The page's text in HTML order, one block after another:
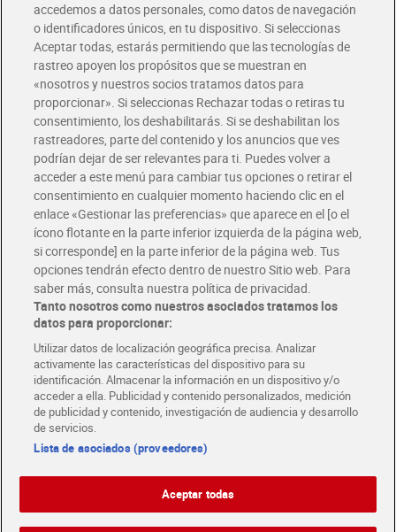
Envío gratis por compras superiores a 100€
Envío estandar por 4,99€
Glovo y Uber Eats
Solicita tu factura de Glovo o Uber Eats
Únete al CLUB Dia
Disfruta las ventajas y ofertas exclusivas.
Descárgate la APP Dia
Folletos y Tiendas
Descubre las mejores ofertas y busca tu tienda más cercana
Tarjeta MaX Dia
Te devuelve hasta 8€/mes de tus compras.
¡Solicita tu tarjeta de crédito aquí!
COMER MEJOR CADA DIA
COLABORA CON DIA ABRE TU TIENDA DIA CORPORATE
accedemos a datos personales, como datos de navegación
o identificadores únicos, en tu dispositivo. Si seleccionas
Aceptar todas, estarás permitiendo que las tecnologías de
rastreo apoyen los propósitos que se muestran en
«nosotros y nuestros socios tratamos datos para
proporcionar». Si seleccionas Rechazar todas o retiras tu
consentimiento, los deshabilitarás. Si se deshabilitan los
rastreadores, parte del contenido y los anuncios que ves
podrían dejar de ser relevantes para ti. Puedes volver a
acceder a este menú para cambiar tus opciones o retirar el
consentimiento en cualquier momento haciendo clic en el
enlace «Gestionar las preferencias» que aparece en el [o el
ícono flotante en la parte inferior izquierda de la página web,
si corresponde] en la parte inferior de la página web. Tus
opciones tendrán efecto dentro de nuestro Sitio web. Para
saber más, consulta nuestra política de privacidad.
Tanto nosotros como nuestros asociados tratamos los
datos para proporcionar:
Utilizar datos de localización geográfica precisa. Analizar
activamente las características del dispositivo para su
identificación. Almacenar la información en un dispositivo y/o
acceder a ella. Publicidad y contenido personalizados, medición
de publicidad y contenido, investigación de audiencia y desarrollo
de servicios.
Lista de asociados (proveedores)
Aceptar todas